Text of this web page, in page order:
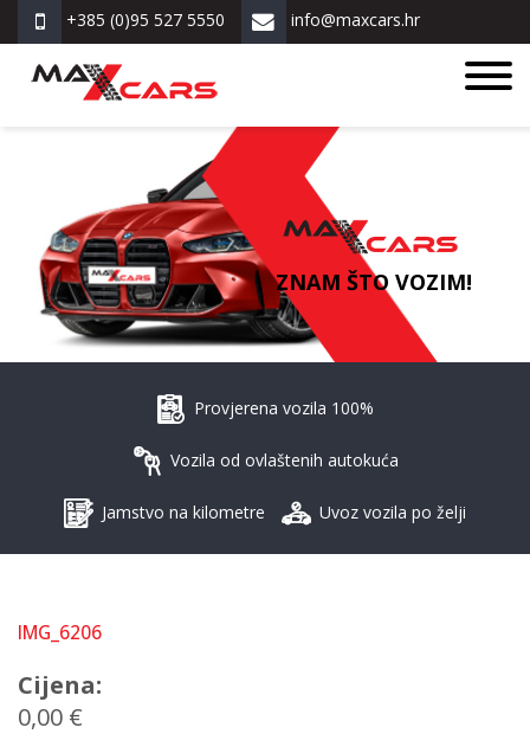
+385 (0)95 527 5550 info@maxcars.hr
ZNAM ŠTO VOZIM!
Provjerena vozila 100%
Vozila od ovlaštenih autokuća
Jamstvo na kilometre Uvoz vozila po želji
IMG_6206
Cijena:
0,00 €